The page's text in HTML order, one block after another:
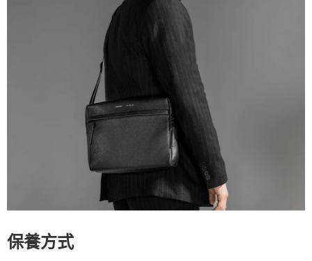
保養方式